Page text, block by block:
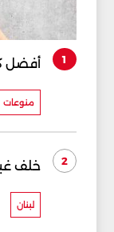
1 أفضل
منوعات
2 خلف
لبنان